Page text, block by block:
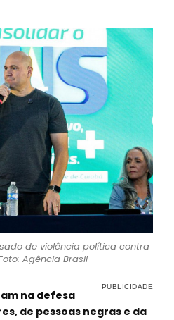
de violência política contra
Agência Brasil
na defesa
de pessoas negras e da